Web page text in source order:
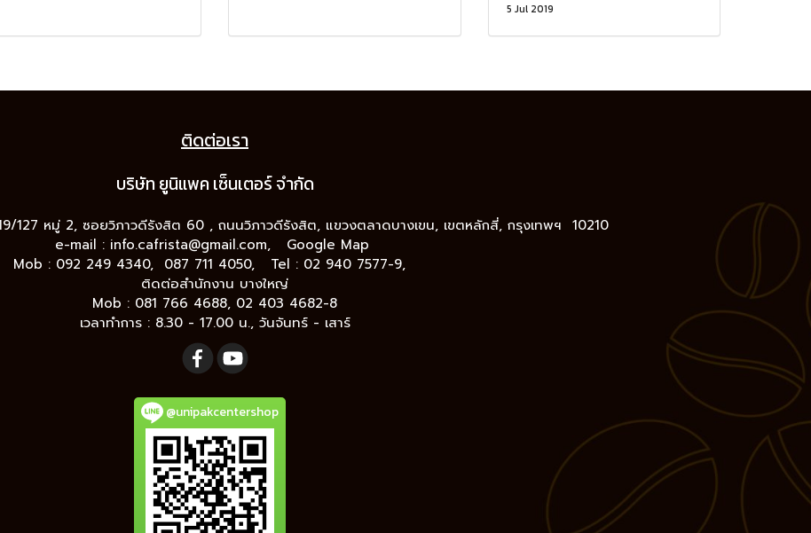
5 Jul 2019
ติดต่อเรา
บริษัท ยูนิแพค เซ็นเตอร์ จำกัด
127 หมู่ 2, ซอยวิภาวดีรังสิต 60 , ถนนวิภาวดีรังสิต, แขวงตลาดบางเขน, เขตหลักสี่, กรุงเทพฯ 10210
e-mail : info.cafrista@gmail.com,
Google Map
Mob : 092 249 4340, 087 711 4050, Tel : 02 940 7577-9,
ติดต่อสำนักงาน บางใหญ่
Mob : 081 766 4688, 02 403 4682-8
เวลาทำการ : 8.30 - 17.00 น., วันจันทร์ - เสาร์
@unipakcentershop